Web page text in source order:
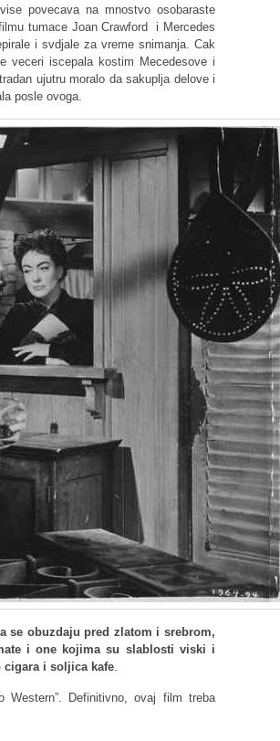
povecava na mnostvo osobaraste
tumace Joan Crawford i Mercedes
i svdjale za vreme snimanja. Cak
veceri iscepala kostim Mecedesove i
ujutru moralo da sakuplja delove i
posle ovoga.
se obuzdaju pred zlatom i srebrom,
i one kojima su slablosti viski i
cigara i soljica kafe.
Western”. Definitivno, ovaj film treba